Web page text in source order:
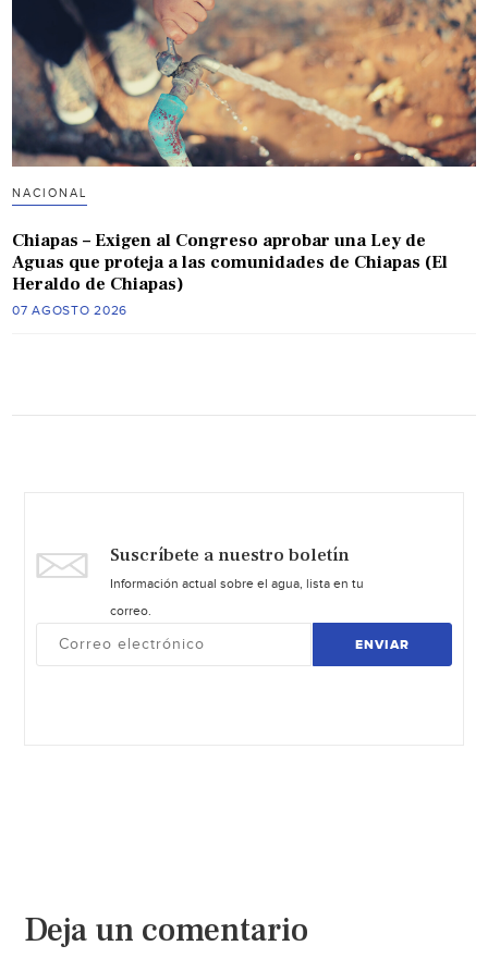
NACIONAL
Chiapas – Exigen al Congreso aprobar una Ley de
Aguas que proteja a las comunidades de Chiapas (El
Heraldo de Chiapas)
07 AGOSTO 2026
Suscríbete a nuestro boletín
Información actual sobre el agua, lista en tu
correo.
ENVIAR
Deja un comentario